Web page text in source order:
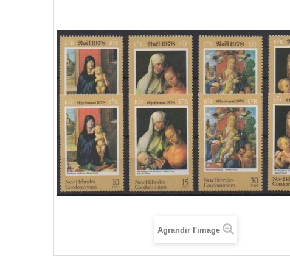
Agrandir l'image